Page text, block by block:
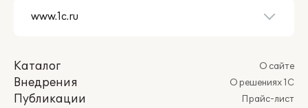
Каталог
Внедрения
Публикации
О сайте
О решениях 1С
Прайс-лист